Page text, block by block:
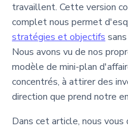
travaillent. Cette version
complet nous permet
stratégies et objectifs
Nous avons vu de nos
modèle de mini-plan
concentrés, à attirer des
direction que prend notre
Dans cet article, nous